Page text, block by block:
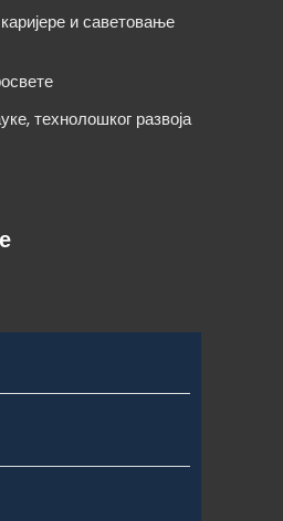
и саветовање
технолошког развоја